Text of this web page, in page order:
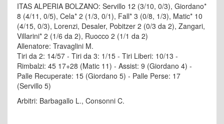
ITAS ALPERIA BOLZANO: Servillo 12 (3/10, 0/3), Giordano*
8 (4/11, 0/5), Cela* 2 (1/3, 0/1), Fall* 3 (0/8, 1/3), Matic* 10
(4/15, 0/3), Lorenzi, Desaler, Pobitzer 2 (0/3 da 2), Zangari,
Villarini* 2 (1/6 da 2), Ruocco 2 (1/1 da 2)
Allenatore: Travaglini M.
Tiri da 2: 14/57 - Tiri da 3: 1/15 - Tiri Liberi: 10/13 -
Rimbalzi: 45 17+28 (Matic 11) - Assist: 9 (Giordano 4) -
Palle Recuperate: 15 (Giordano 5) - Palle Perse: 17
(Servillo 5)
Arbitri: Barbagallo L., Consonni C.